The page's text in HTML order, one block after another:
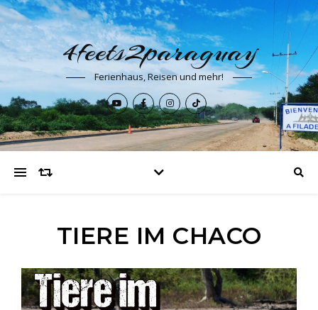
4feets2paraguay
Ferienhaus, Reisen und mehr!
TIERE IM CHACO